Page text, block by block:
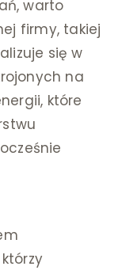
warto
firmy, takiej
się w
na
które